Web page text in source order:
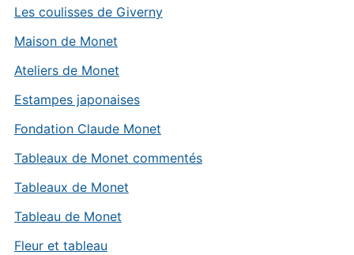
Les coulisses de Giverny
Maison de Monet
Ateliers de Monet
Estampes japonaises
Fondation Claude Monet
Tableaux de Monet commentés
Tableaux de Monet
Tableau de Monet
Fleur et tableau